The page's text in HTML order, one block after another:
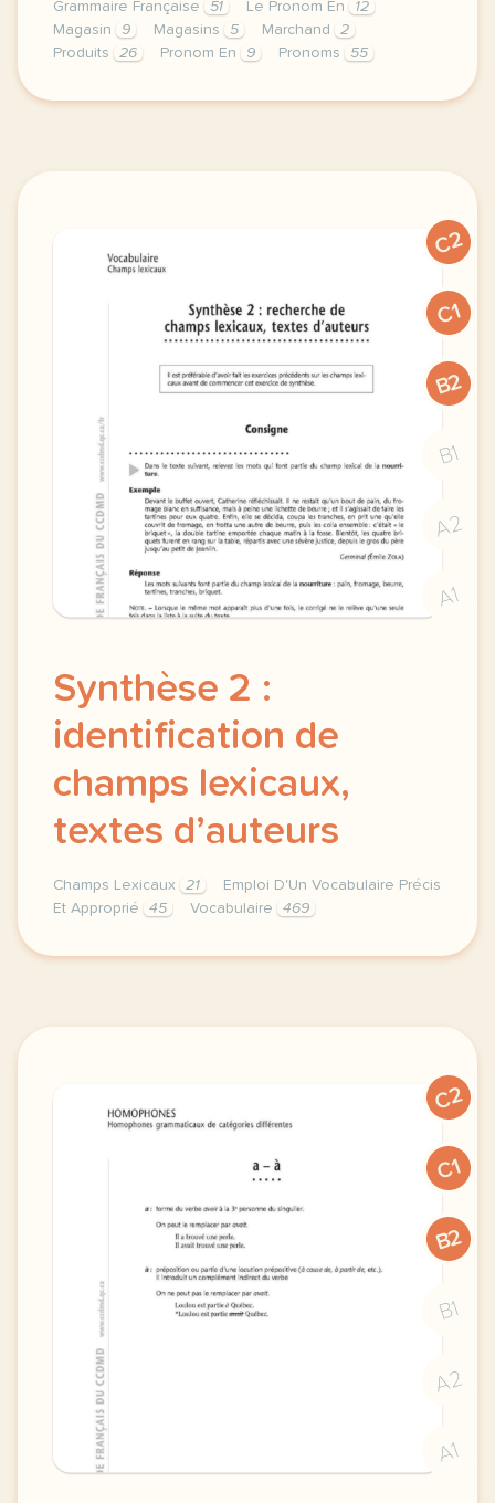
Grammaire Française 51 Le Pronom En
12
Magasin
9 Magasins 5 Marchand
2
Produits
26 Pronom En 9 Pronoms 55
image http www scoop itcette derniere semaine
C2
C1
B2
B1
A2
A1
Synthèse 2 :
identification de
champs lexicaux,
textes d’auteurs
Champs Lexicaux 21
Emploi D'Un Vocabulaire Précis
Et Approprié
45 Vocabulaire 469
synthese 2 recherche de vocabulaire champs
C2
C1
B2
B1
A2
A1